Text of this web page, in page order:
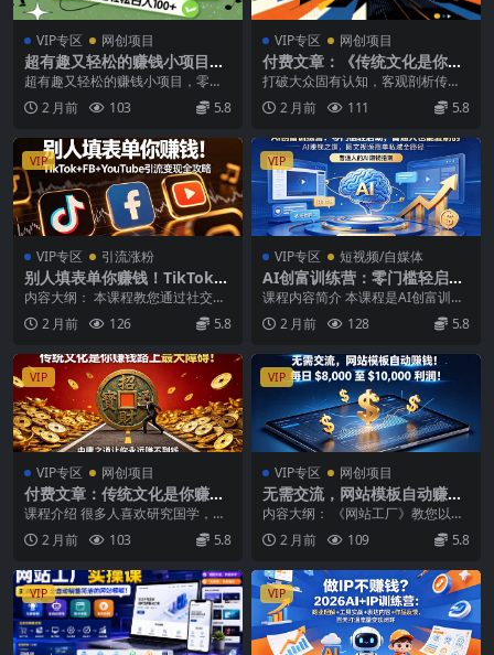
VIP专区 网创项目
超有趣又轻松的赚钱小项目，
零成本零门槛日收益100+
超有趣又轻松的赚钱小项目，零成
本零门槛日收益100+ 不用熬夜、不
用出门，不用额...
2 月前 103 5.8
VIP专区 网创项目
付费文章：《传统文化是你赚
钱路上的最大障碍》拆解文化
束缚弊端，打破中庸思维
打破大众固有认知，客观剖析传统
文化思维对自媒体线上变现、IP 打
造造成的阻碍，从...
2 月前 111 5.8
VIP
VIP专区 引流涨粉
别人填表单你赚钱！TikTok+F
B+YouTube 引流变现全攻略
【原创双语字幕】
内容大纲： 本课程教您通过社交媒
体获取销售线索，实现日入稳定的
收入，助您告别传统...
2 月前 126 5.8
VIP
VIP专区 短视频/自媒体
AI创富训练营：零门槛轻启
动，普通人也能复制的AI赚钱
之道，图文视频商单私域全路
径
课程内容简介 本课程是AI创富训练
营，专为普通人打造，零门槛轻启
动，无需深厚技术...
2 月前 128 5.8
VIP
VIP专区 网创项目
付费文章：传统文化是你赚钱
路上最大障碍！中庸之道让你
永远赚不到钱
课程介绍 很多人喜欢研究国学，推
崇传统文化， 这本身没有什么问
题。 但是，如果你...
2 月前 103 5.8
VIP
VIP专区 网创项目
无需交流，网站模板自动赚
钱！每日 $8,000 至 $10,000
利润！【原创双语字幕】
内容大纲： 《网站工厂》教您以全
自动模式销售简洁的网站模板，无
需与人沟通即可获得...
2 月前 109 5.8
VIP VIP